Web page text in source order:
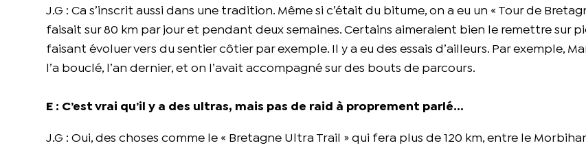
J.G : Ca s’inscrit aussi dans une tradition. Même si c’était du bitume, on a eu un « Tour de
faisait sur 80 km par jour et pendant deux semaines. Certains aimeraient bien le remettre sur
faisant évoluer vers du sentier côtier par exemple. Il y a eu des essais d’ailleurs. Par exemple,
l’a bouclé, l’an dernier, et on l’avait accompagné sur des bouts de parcours.
E : C’est vrai qu’il y a des ultras, mais pas de raid à proprement parlé…
J.G : Oui, des choses comme le « Bretagne Ultra Trail » qui fera plus de 120 km, entre le